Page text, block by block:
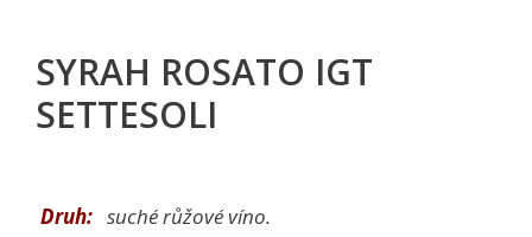
SYRAH ROSATO IGT
SETTESOLI
Druh: suché růžové víno.